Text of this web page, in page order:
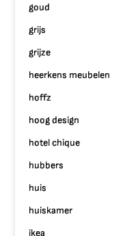
goud
grijs
grijze
heerkens meubelen
hoffz
hoog design
hotel chique
hubbers
huis
huiskamer
ikea